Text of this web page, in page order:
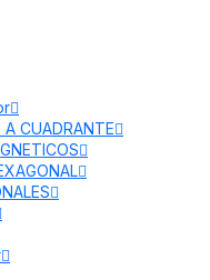
CUADRANTE